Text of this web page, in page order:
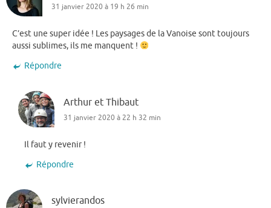
31 janvier 2020 à 19 h 26 min
C’est une super idée ! Les paysages de la Vanoise sont toujours
aussi sublimes, ils me manquent !
Répondre
Arthur et Thibaut
31 janvier 2020 à 22 h 32 min
Il faut y revenir !
Répondre
sylvierandos